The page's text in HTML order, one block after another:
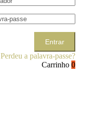
Entrar
Perdeu a palavra-passe?
Carrinho 0